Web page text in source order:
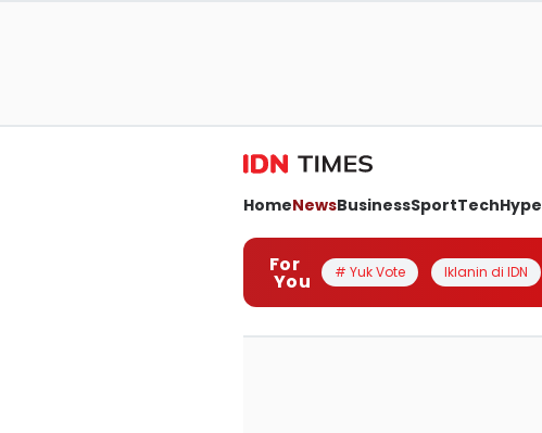
HomeNewsBusinessSportTechHype
For
You # Yuk Vote Iklanin di IDN